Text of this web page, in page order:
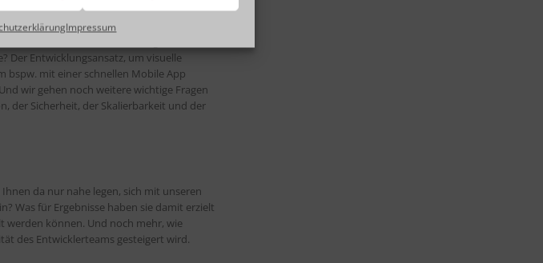
Impressum
PoV investiert werden, hängt stark von
Der Entwicklungsansatz, um visuelle
bspw. mit einer schnellen Mobile App
wir gehen noch weitere wichtige Fragen
der Sicherheit, der Skalierbarkeit und der
da nur nahe legen, sich mit unseren
Was für Ergebnisse haben sie damit erzielt
werden können. Und noch mehr, wie
des Entwicklerteams gesteigert wird.